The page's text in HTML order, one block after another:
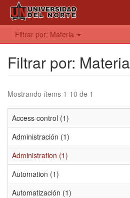
Filtrar por: Materia
Filtrar por: Materia
Mostrando ítems 1-10 de 1
Access control (1)
Administración (1)
Administration (1)
Automation (1)
Automatización (1)